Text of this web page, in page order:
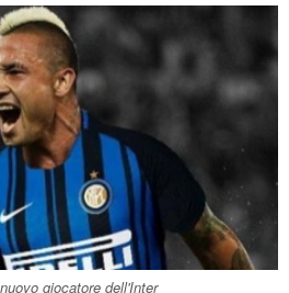
giocatore dell'Inter